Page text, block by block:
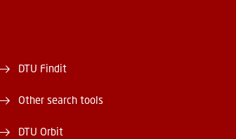
DTU Findit
Other search tools
DTU Orbit